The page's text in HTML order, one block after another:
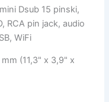
Dsub 15 pinski,
RCA pin jack, audio
WiFi
(11,3" x 3,9" x